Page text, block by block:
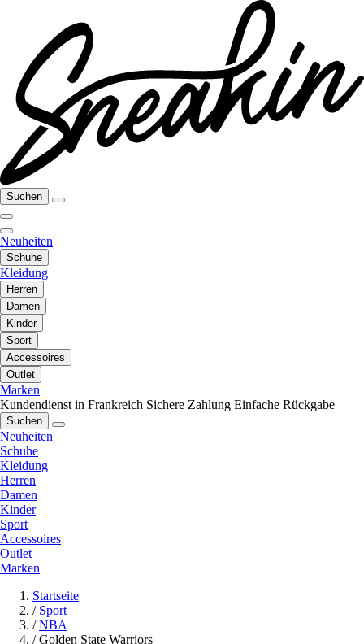
Suchen
Neuheiten
Schuhe
Kleidung
Herren
Damen
Kinder
Sport
Accessoires
Outlet
Marken
Kundendienst in Frankreich Sichere Zahlung Einfache Rückgabe
Suchen
Neuheiten
Schuhe
Kleidung
Herren
Damen
Kinder
Sport
Accessoires
Outlet
Marken
Startseite
/ Sport
/ NBA
/ Golden State Warriors